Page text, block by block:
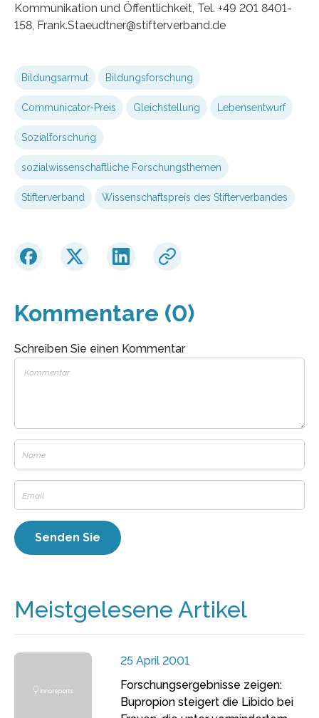
Kommunikation und Öffentlichkeit, Tel. +49 201 8401-
158, Frank.Staeudtner@stifterverband.de
Bildungsarmut Bildungsforschung
Communicator-Preis Gleichstellung Lebensentwurf
Sozialforschung
sozialwissenschaftliche Forschungsthemen
Stifterverband Wissenschaftspreis des Stifterverbandes
Kommentare (0)
Schreiben Sie einen Kommentar
Meistgelesene Artikel
25 April 2001
Forschungsergebnisse zeigen:
Bupropion steigert die Libido bei